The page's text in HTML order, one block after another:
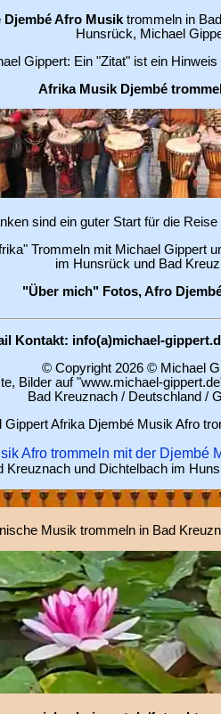
Afro Musiktrommeln in
Hunsrück, Michael
Gippert: Ein "Zitat" ist ein Hinweis
Afrika Musik Djembé
sind ein guter Start für die
Trommeln mit Michael Gippert
im Hunsrück und Bad
"Über mich" Fotos, Afro
Kontakt: info(a)michael-
© Copyright 2026 © Michael
Bilder auf "www.michael-
Bad Kreuznach / Deutschland /
Gippert Afrika Djembé Musik Afro
Afro trommeln mit der Djembé
Kreuznach und Dichtelbach im
Musik trommeln in Bad